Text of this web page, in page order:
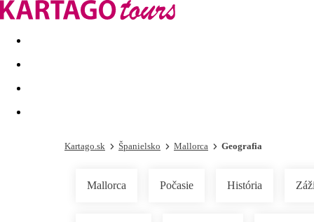
Last minute Dovolenkové kluby
Kartago.sk Španielsko Mallorca Geografia
Mallorca Počasie História